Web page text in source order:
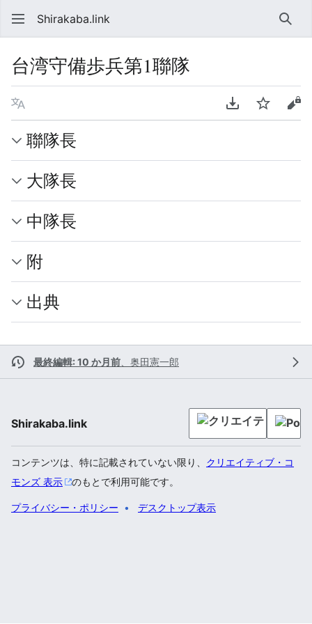
Shirakaba.link 検索
台湾守備歩兵第1聯隊
言語 PDFをダウンロ
ウォッチソ
聯隊長
大隊長
中隊長
附
出典
最終編輯: 10 か月前 奥田憲一郎
Shirakaba.link
コンテンツは、特に記載されていない限り、 クリエイティブ・コ
モンズ 表示
のもとで利用可能です。
プライバシー・ポリシー デスクトップ表示